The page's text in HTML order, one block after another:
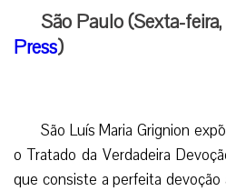
São Paulo (Sexta-
Press)
São Luís Maria Grignion
o Tratado da Verdadeira
que consiste a perfeita devoção